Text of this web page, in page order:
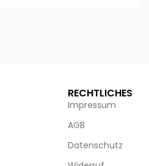
RECHTLICHES
Impressum
AGB
Datenschutz